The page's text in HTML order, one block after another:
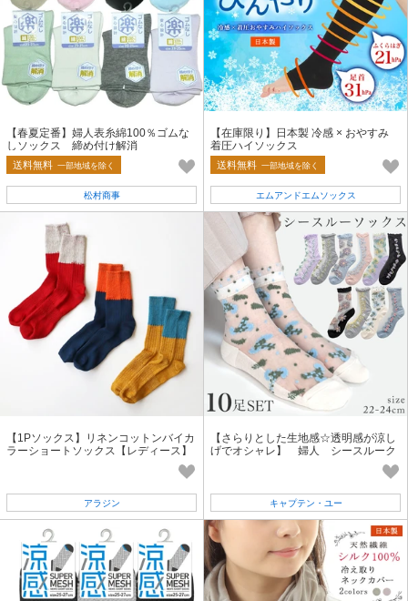
【春夏定番】婦人表糸綿100％ゴムな
しソックス 締め付け解消
送料無料 一部地域を除く
松村商事
【在庫限り】日本製 冷感 × おやすみ
着圧ハイソックス
送料無料 一部地域を除く
エムアンドエムソックス
【1Pソックス】リネンコットンバイカ
ラーショートソックス【レディース】
アラジン
【さらりとした生地感☆透明感が涼し
げでオシャレ】 婦人 シースルーク
キャプテン・ユー